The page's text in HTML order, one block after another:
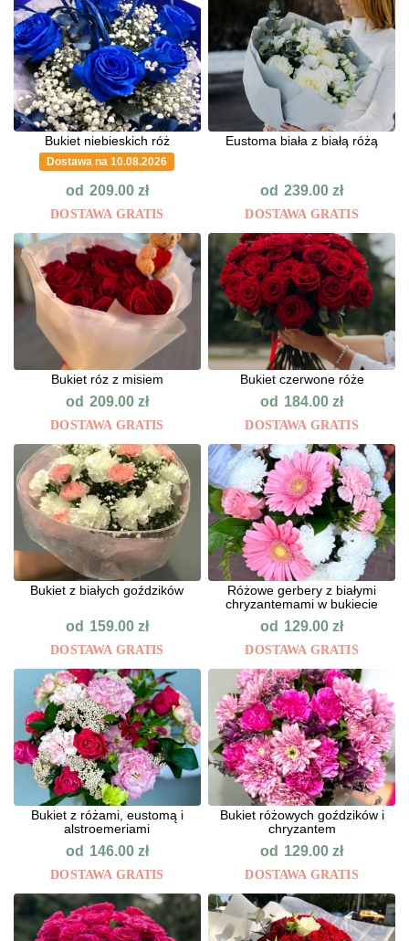
Bukiet niebieskich róż
Dostawa na 10.08.2026
od 209.00 zł
DOSTAWA GRATIS
Eustoma biała z białą różą
od 239.00zł
DOSTAWA GRATIS
Bukiet róz z misiem
od 209.00 zł
DOSTAWA GRATIS
Bukiet czerwone róże
od 184.00zł
DOSTAWA GRATIS
Bukiet z białych goździków
od 159.00 zł
DOSTAWA GRATIS
Różowe gerbery z białymi
chryzantemami w bukiecie
od 129.00zł
DOSTAWA GRATIS
Bukiet z różami, eustomą i
alstroemeriami
od 146.00 zł
DOSTAWA GRATIS
Bukiet różowych goździków i
chryzantem
od 129.00zł
DOSTAWA GRATIS